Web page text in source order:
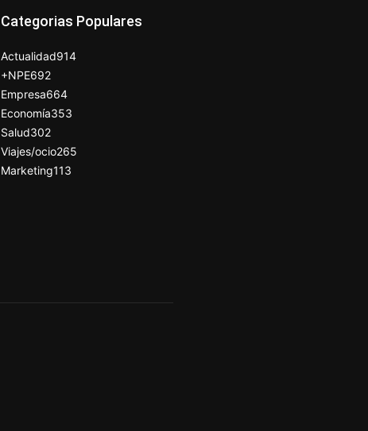
Categorias Populares
Actualidad914
+NPE692
Empresa664
Economía353
Salud302
Viajes/ocio265
Marketing113